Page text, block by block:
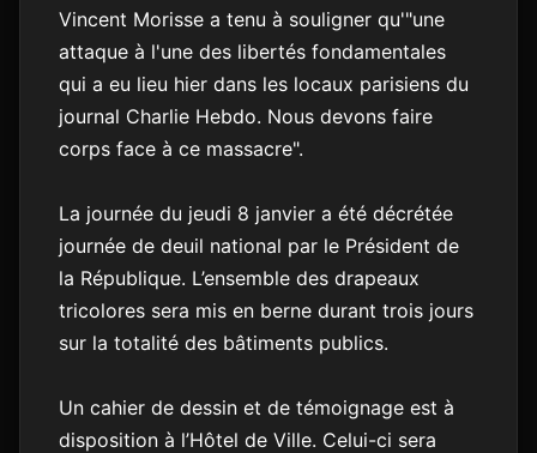
Vincent Morisse a tenu à souligner qu'"une
attaque à l'une des libertés fondamentales
qui a eu lieu hier dans les locaux parisiens du
journal Charlie Hebdo. Nous devons faire
corps face à ce massacre".
La journée du jeudi 8 janvier a été décrétée
journée de deuil national par le Président de
la République. L’ensemble des drapeaux
tricolores sera mis en berne durant trois jours
sur la totalité des bâtiments publics.
Un cahier de dessin et de témoignage est à
disposition à l’Hôtel de Ville. Celui-ci sera